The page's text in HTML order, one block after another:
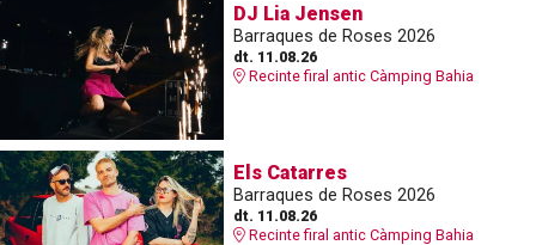
DJ Lia Jensen
Barraques de Roses 2026
dt. 11.08.26
Recinte firal antic Càmping Bahia
Els Catarres
Barraques de Roses 2026
dt. 11.08.26
Recinte firal antic Càmping Bahia